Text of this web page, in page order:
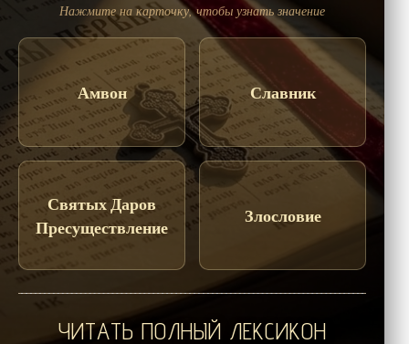
Нажмите на карточку, чтобы узнать значение
Амвон Славник
Святых Даров
Пресуществление
Злословие
ЧИТАТЬ ПОЛНЫЙ ЛЕКСИКОН